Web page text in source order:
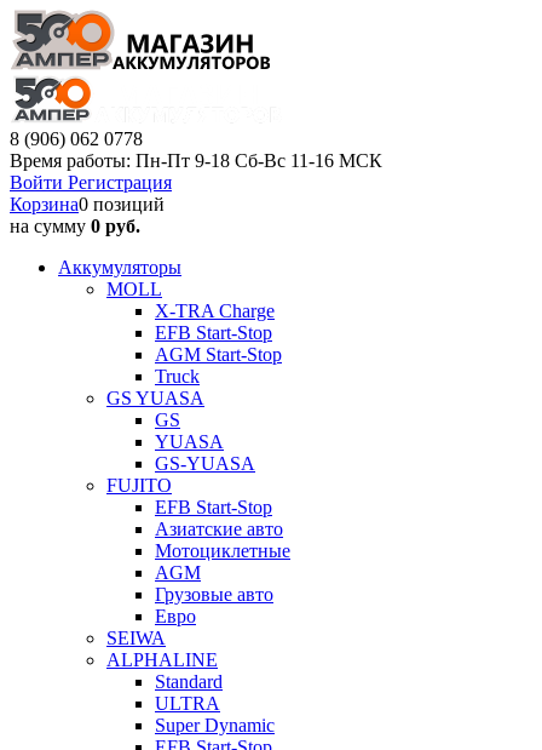
8 (906) 062 0778
Время работы: Пн-Пт 9-18 Сб-Вс 11-16 МСК
Войти Регистрация
Корзина0 позиций
на сумму 0 руб.
Аккумуляторы
MOLL
X-TRA Charge
EFB Start-Stop
AGM Start-Stop
Truck
GS YUASA
GS
YUASA
GS-YUASA
FUJITO
EFB Start-Stop
Азиатские авто
Мотоциклетные
AGM
Грузовые авто
Евро
SEIWA
ALPHALINE
Standard
ULTRA
Super Dynamic